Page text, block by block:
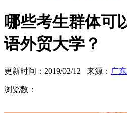
哪些考生群体可
语外贸大学？
更新时间：2019/02/12 来源： 广
浏览数：